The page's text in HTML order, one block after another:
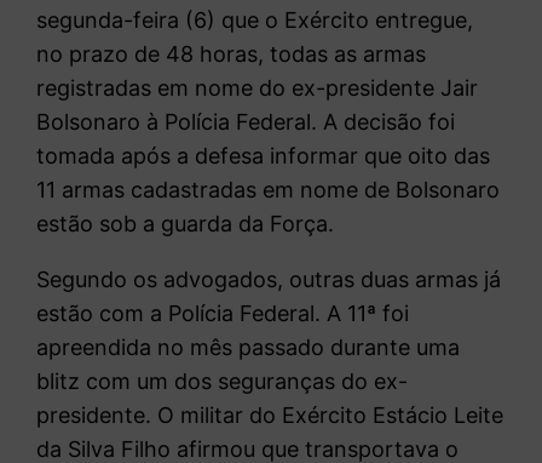
segunda-feira (6) que o Exército entregue,
no prazo de 48 horas, todas as armas
registradas em nome do ex-presidente Jair
Bolsonaro à Polícia Federal. A decisão foi
tomada após a defesa informar que oito das
11 armas cadastradas em nome de Bolsonaro
estão sob a guarda da Força.
Segundo os advogados, outras duas armas já
estão com a Polícia Federal. A 11ª foi
apreendida no mês passado durante uma
blitz com um dos seguranças do ex-
presidente. O militar do Exército Estácio Leite
da Silva Filho afirmou que transportava o